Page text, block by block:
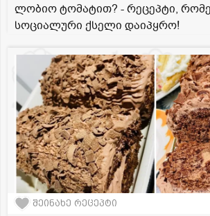
ლობიო ტომატით? - რეცეპტი,
სოციალური ქსელი დაიპყრო!
შეინახე რეცეპტი